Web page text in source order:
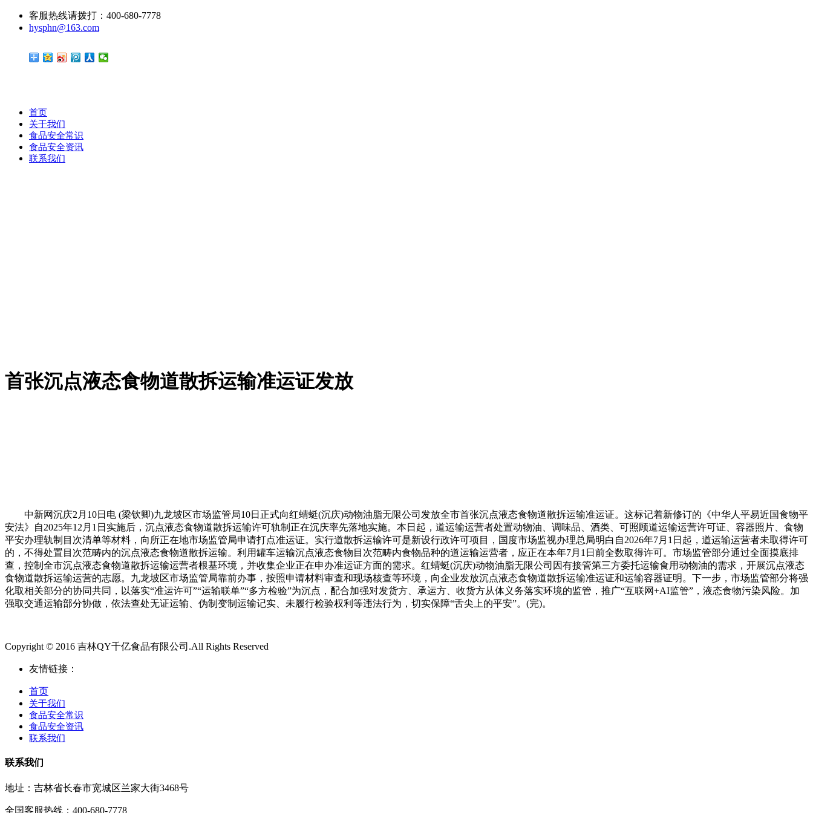
客服热线请拨打：400-680-7778
hysphn@163.com
首页
关于我们
食品安全常识
食品安全资讯
联系我们
首张沉点液态食物道散拆运输准运证发放
中新网沉庆2月10日电 (梁钦卿)九龙坡区市场监管局10日正式向红蜻蜓(沉庆)动物油脂无限公司发放全市首张沉点液态食物道散拆运输准运证。这标记着新修订的《中华人平易近国食物平
安法》自2025年12月1日实施后，沉点液态食物道散拆运输许可轨制正在沉庆率先落地实施。本日起，道运输运营者处置动物油、调味品、酒类、可照顾道运输运营许可证、容器照片、食物
平安办理轨制目次清单等材料，向所正在地市场监管局申请打点准运证。实行道散拆运输许可是新设行政许可项目，国度市场监视办理总局明白自2026年7月1日起，道运输运营者未取得许可
的，不得处置目次范畴内的沉点液态食物道散拆运输。利用罐车运输沉点液态食物目次范畴内食物品种的道运输运营者，应正在本年7月1日前全数取得许可。市场监管部分通过全面摸底排
查，控制全市沉点液态食物道散拆运输运营者根基环境，并收集企业正在申办准运证方面的需求。红蜻蜓(沉庆)动物油脂无限公司因有接管第三方委托运输食用动物油的需求，开展沉点液态
食物道散拆运输运营的志愿。九龙坡区市场监管局靠前办事，按照申请材料审查和现场核查等环境，向企业发放沉点液态食物道散拆运输准运证和运输容器证明。下一步，市场监管部分将强
化取相关部分的协同共同，以落实“准运许可”“运输联单”“多方检验”为沉点，配合加强对发货方、承运方、收货方从体义务落实环境的监管，推广“互联网+AI监管”，液态食物污染风险。加
强取交通运输部分协做，依法查处无证运输、伪制变制运输记实、未履行检验权利等违法行为，切实保障“舌尖上的平安”。(完)。
Copyright © 2016 吉林QY千亿食品有限公司.All Rights Reserved
友情链接：
首页
关于我们
食品安全常识
食品安全资讯
联系我们
联系我们
地址：吉林省长春市宽城区兰家大街3468号
全国客服热线：400-680-7778